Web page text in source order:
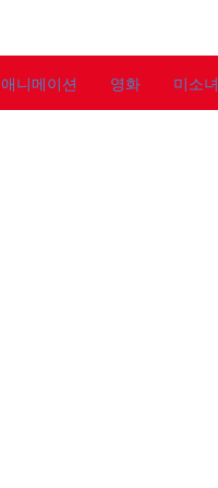
애니메이션 영화 미소녀